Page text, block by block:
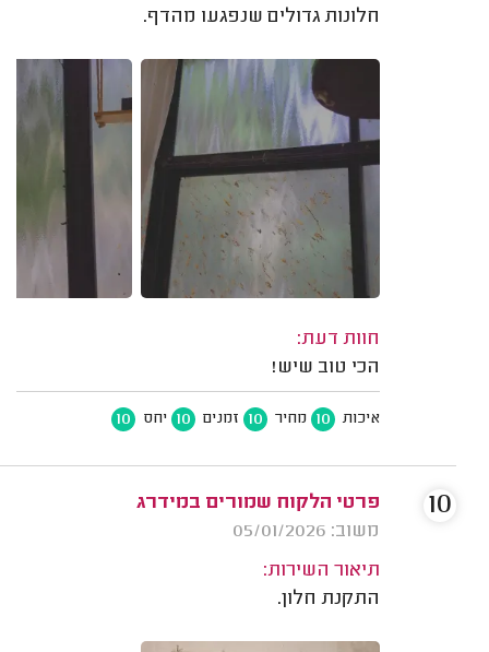
חלונות גדולים שנפגעו מהדף.
חוות דעת:
הכי טוב שיש!
איכות 10 מחיר 10 זמנים 10 יחס 10
פרטי הלקוח שמורים במידרג
משוב: 05/01/2026
תיאור השירות:
התקנת חלון.
10